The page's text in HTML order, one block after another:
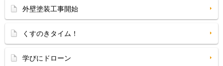
外壁塗装工事開始
くすのきタイム！
学びにドローン